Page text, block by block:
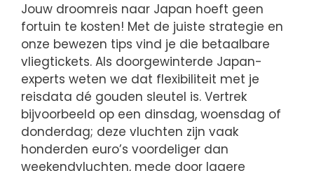
Jouw droomreis naar Japan hoeft geen
fortuin te kosten! Met de juiste strategie en
onze bewezen tips vind je die betaalbare
vliegtickets. Als doorgewinterde Japan-
experts weten we dat flexibiliteit met je
reisdata dé gouden sleutel is. Vertrek
bijvoorbeeld op een dinsdag, woensdag of
donderdag; deze vluchten zijn vaak
honderden euro’s voordeliger dan
weekendvluchten, mede door lagere